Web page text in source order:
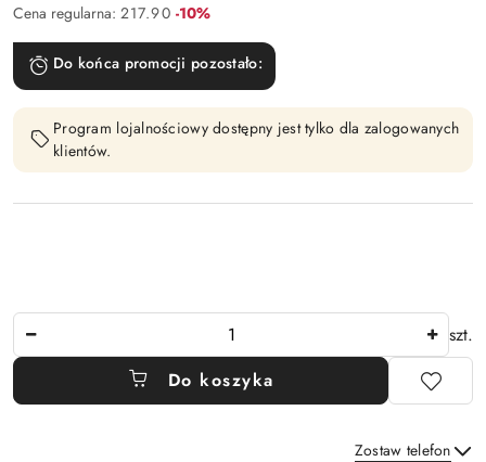
Cena regularna: 217.90 Rabat:
-10%
Do końca promocji pozostało:
Program lojalnościowy dostępny jest tylko dla zalogowanych
klientów.
szt.
Do koszyka
Zostaw telefon